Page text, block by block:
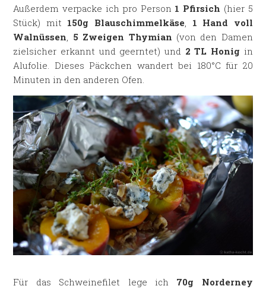
Außerdem verpacke ich pro Person 1 Pfirsich (hier 5
Stück) mit 150g Blauschimmelkäse, 1 Hand voll
Walnüssen, 5 Zweigen Thymian (von den Damen
zielsicher erkannt und geerntet) und 2 TL Honig in
Alufolie. Dieses Päckchen wandert bei 180°C für 20
Minuten in den anderen Ofen.
Für das Schweinefilet lege ich 70g Norderney